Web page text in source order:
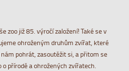
zoo již 85. výročí založení! Také se v
ohroženým druhům zvířat, které
pohrát, zasoutěžit si, a přitom se
přírodě a ohrožených zvířatech.